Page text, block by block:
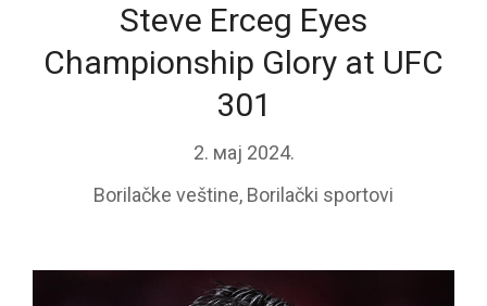
Steve Erceg Eyes
Championship Glory at UFC
301
2. мај 2024.
Borilačke veštine, Borilački sportovi